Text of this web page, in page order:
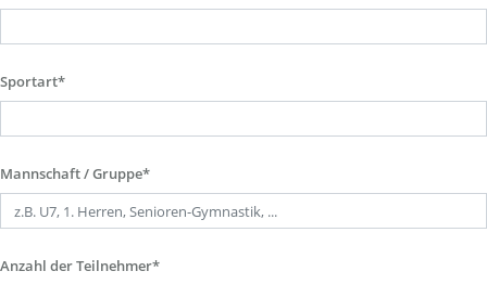
Sportart*
Mannschaft / Gruppe*
Anzahl der Teilnehmer*